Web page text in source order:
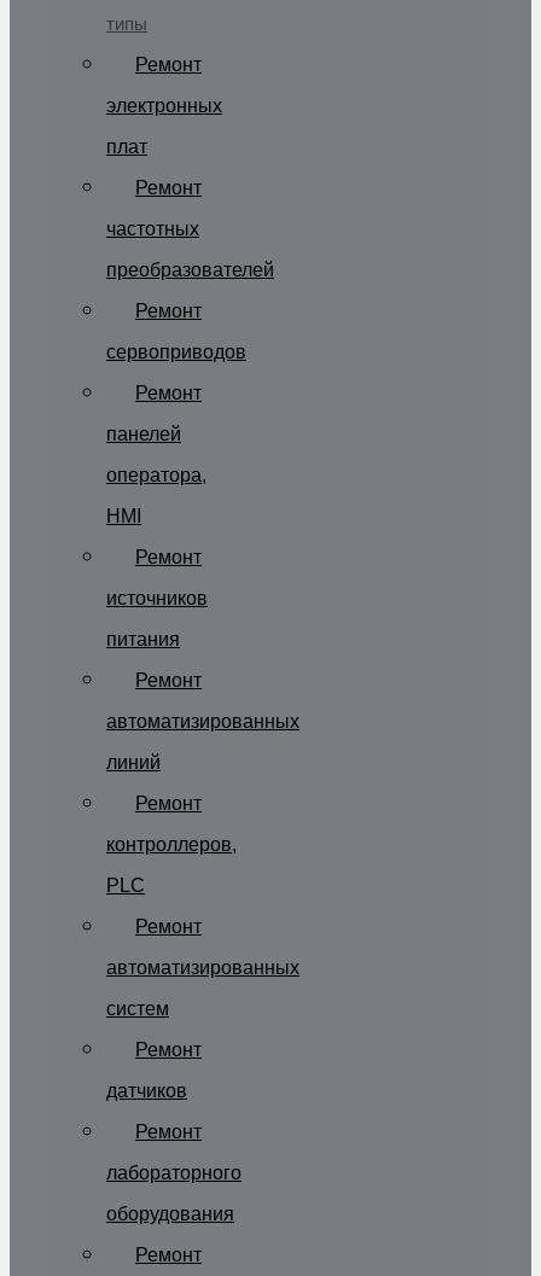
типы
Ремонт
электронных
плат
Ремонт
частотных
преобразователей
Ремонт
сервоприводов
Ремонт
панелей
оператора,
HMI
Ремонт
источников
питания
Ремонт
автоматизированных
линий
Ремонт
контроллеров,
PLC
Ремонт
автоматизированных
систем
Ремонт
датчиков
Ремонт
лабораторного
оборудования
Ремонт